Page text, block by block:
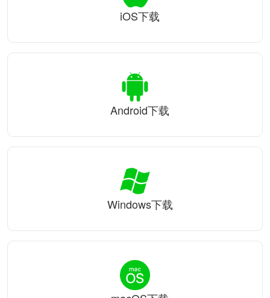
iOS下载
Android下载
Windows下载